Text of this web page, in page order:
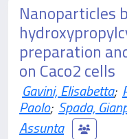
Nanoparticles
preparation
on Caco2 cells
Gavini, Elisabetta;
Paolo; Spada,
Assunta